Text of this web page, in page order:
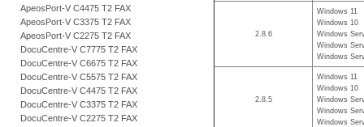
ApeosPort-V C4475 T2 FAX
ApeosPort-V C3375 T2 FAX
ApeosPort-V C2275 T2 FAX
DocuCentre-V C7775 T2 FAX
DocuCentre-V C6675 T2 FAX
DocuCentre-V C5575 T2 FAX
DocuCentre-V C4475 T2 FAX
DocuCentre-V C3375 T2 FAX
DocuCentre-V C2275 T2 FAX
2.8.6
Windows 11
Windows 10
Windows
Windows
Windows
2.8.5
Windows 11
Windows 10
Windows
Windows
Windows